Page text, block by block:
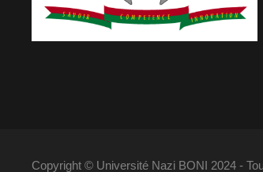
Copyright © Université Nazi BONI 2024 -